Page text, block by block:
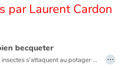
par Laurent Cardon
becqueter
Catastrophe, les insectes s'attaquent au potager du poulailler ! Pas de panique, Marcel le coq a une idée de génie : il asperge tout d'anti-mouche... et tombe immédiatement malade après avoir mangé une salade. Les poules sont unanimes, il faut trouver une autre solution pour protéger les plantations. Mais entre plantivores et bestiolivores, pas facile de se mettre d'accord ! …